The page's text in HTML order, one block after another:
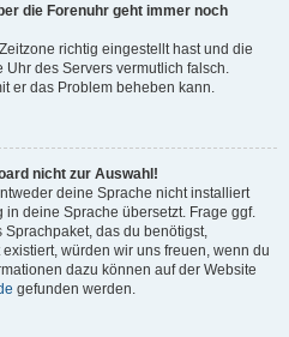
die Forenuhr geht immer noch
richtig eingestellt hast und die
Uhr des Servers vermutlich falsch.
er das Problem beheben kann.
nicht zur Auswahl!
deine Sprache nicht installiert
deine Sprache übersetzt. Frage ggf.
das du benötigst,
würden wir uns freuen, wenn du
dazu können auf der Website
gefunden werden.